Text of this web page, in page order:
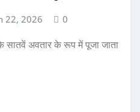
22, 2026 0
सातवें अवतार के रूप में पूजा जाता